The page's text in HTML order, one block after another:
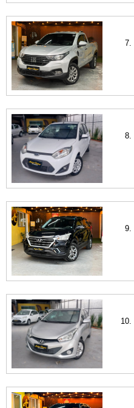
7.
8.
9.
10.